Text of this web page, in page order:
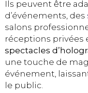
Ils peuvent être
d’événements, des
salons
réceptions privées
spectacles
une touche de
événement,
le public.